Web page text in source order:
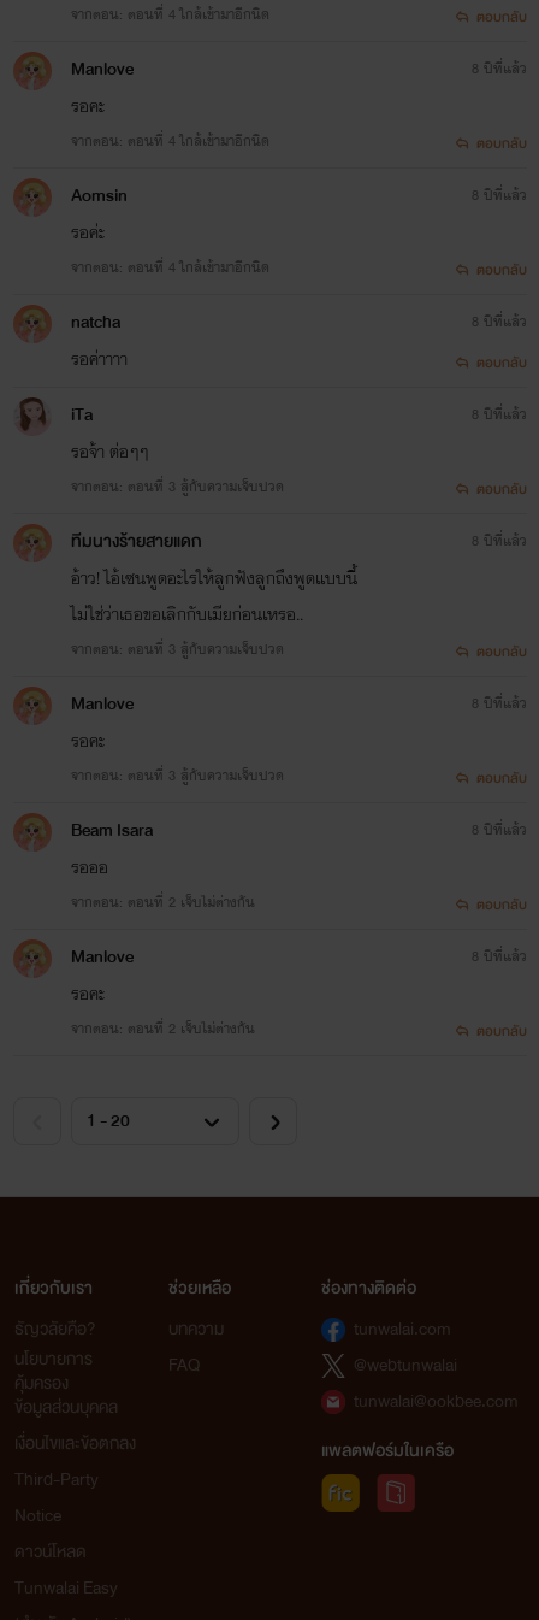
จากตอน: ตอนที่ 4 ใกล้เข้ามาอีกนิด ตอบกลับ
Manlove
รอคะ
จากตอน: ตอนที่ 4 ใกล้เข้ามาอีกนิด
8 ปีที่แล้ว
ตอบกลับ
Aomsin
รอค่ะ
จากตอน: ตอนที่ 4 ใกล้เข้ามาอีกนิด
8 ปีที่แล้ว
ตอบกลับ
natcha
รอค่าาาา
8 ปีที่แล้ว
ตอบกลับ
iTa
รอจ้า ต่อๆๆ
จากตอน: ตอนที่ 3 สู้กับความเจ็บปวด
8 ปีที่แล้ว
ตอบกลับ
ทีมนางร้ายสายแดก
อ้าว! ไอ้เซนพูดอะไรให้ลูกฟังลูกถึงพูดแบบนี้
ไม่ใช่ว่าเธอขอเลิกกับเมียก่อนเหรอ..
จากตอน: ตอนที่ 3 สู้กับความเจ็บปวด
8 ปีที่แล้ว
ตอบกลับ
Manlove
รอคะ
จากตอน: ตอนที่ 3 สู้กับความเจ็บปวด
8 ปีที่แล้ว
ตอบกลับ
Beam Isara
รอออ
จากตอน: ตอนที่ 2 เจ็บไม่ต่างกัน
8 ปีที่แล้ว
ตอบกลับ
Manlove
รอคะ
จากตอน: ตอนที่ 2 เจ็บไม่ต่างกัน
8 ปีที่แล้ว
ตอบกลับ
เกี่ยวกับเรา
ธัญวลัยคือ?
นโยบายการ
คุ้มครอง
ข้อมูลส่วนบุคคล
เงื่อนไขและข้อตกลง
Third-Party
Notice
ดาวน์โหลด
Tunwalai Easy
ช่วยเหลือ
บทความ
FAQ
ช่องทางติดต่อ
tunwalai.com
@webtunwalai
tunwalai@ookbee.com
แพลตฟอร์มในเครือ